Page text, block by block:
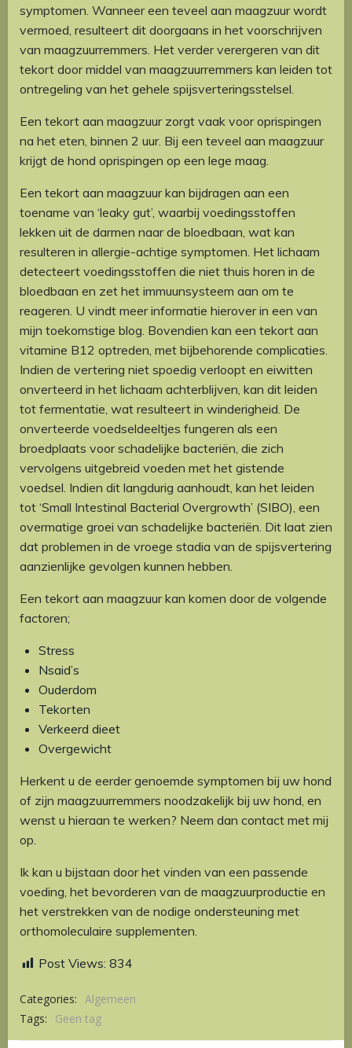
symptomen. Wanneer een teveel aan maagzuur wordt
vermoed, resulteert dit doorgaans in het voorschrijven
van maagzuurremmers. Het verder verergeren van dit
tekort door middel van maagzuurremmers kan leiden tot
ontregeling van het gehele spijsverteringsstelsel.
Een tekort aan maagzuur zorgt vaak voor oprispingen
na het eten, binnen 2 uur. Bij een teveel aan maagzuur
krijgt de hond oprispingen op een lege maag.
Een tekort aan maagzuur kan bijdragen aan een
toename van ‘leaky gut’, waarbij voedingsstoffen
lekken uit de darmen naar de bloedbaan, wat kan
resulteren in allergie-achtige symptomen. Het lichaam
detecteert voedingsstoffen die niet thuis horen in de
bloedbaan en zet het immuunsysteem aan om te
reageren. U vindt meer informatie hierover in een van
mijn toekomstige blog. Bovendien kan een tekort aan
vitamine B12 optreden, met bijbehorende complicaties.
Indien de vertering niet spoedig verloopt en eiwitten
onverteerd in het lichaam achterblijven, kan dit leiden
tot fermentatie, wat resulteert in winderigheid. De
onverteerde voedseldeeltjes fungeren als een
broedplaats voor schadelijke bacteriën, die zich
vervolgens uitgebreid voeden met het gistende
voedsel. Indien dit langdurig aanhoudt, kan het leiden
tot ‘Small Intestinal Bacterial Overgrowth’ (SIBO), een
overmatige groei van schadelijke bacteriën. Dit laat zien
dat problemen in de vroege stadia van de spijsvertering
aanzienlijke gevolgen kunnen hebben.
Een tekort aan maagzuur kan komen door de volgende
factoren;
Stress
Nsaid’s
Ouderdom
Tekorten
Verkeerd dieet
Overgewicht
Herkent u de eerder genoemde symptomen bij uw hond
of zijn maagzuurremmers noodzakelijk bij uw hond, en
wenst u hieraan te werken? Neem dan contact met mij
op.
Ik kan u bijstaan door het vinden van een passende
voeding, het bevorderen van de maagzuurproductie en
het verstrekken van de nodige ondersteuning met
orthomoleculaire supplementen.
Post Views: 834
Categories: Algemeen
Tags:
Geen tag